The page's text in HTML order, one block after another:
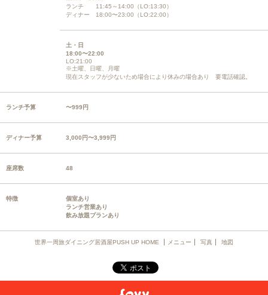
ランチ 11:45～14:00（LO:13:30）
ディナー 18:00〜23:00（LO:22:00）
土・日
18:00〜22:00
LO:21:00
※土曜、日曜、月曜
現在スタッフが少ないため場合により休みの場合あり 要電話確認。
ランチ予算 〜999円
ディナー予算 3,000円〜3,999円
座席数 48
特徴
個室あり
ランチ営業あり
飲み放題プランあり
世界一周旅ダイニング居酒屋PUSH UP HOME メニュー 写真 地図